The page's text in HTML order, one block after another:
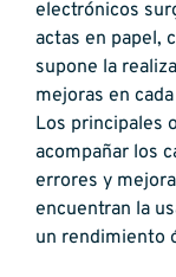
electrónicos
actas en papel,
supone la
mejoras en
Los principales
acompañar los
errores y
encuentran la
un rendimiento